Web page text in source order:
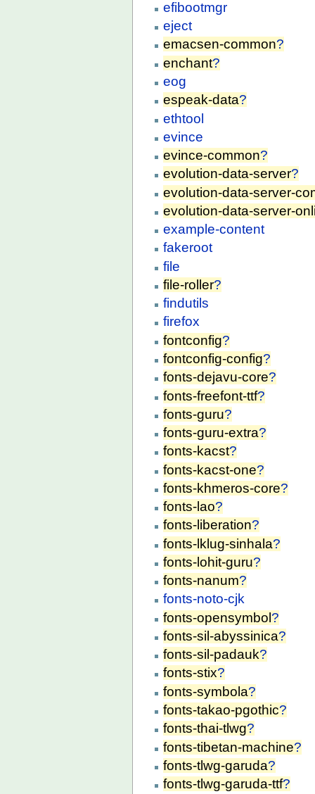
efibootmgr
eject
emacsen-common?
enchant?
eog
espeak-data?
ethtool
evince
evince-common?
evolution-data-server?
evolution-data-server-
evolution-data-server-
example-content
fakeroot
file
file-roller?
findutils
firefox
fontconfig?
fontconfig-config?
fonts-dejavu-core?
fonts-freefont-ttf?
fonts-guru?
fonts-guru-extra?
fonts-kacst?
fonts-kacst-one?
fonts-khmeros-core?
fonts-lao?
fonts-liberation?
fonts-lklug-sinhala?
fonts-lohit-guru?
fonts-nanum?
fonts-noto-cjk
fonts-opensymbol?
fonts-sil-abyssinica?
fonts-sil-padauk?
fonts-stix?
fonts-symbola?
fonts-takao-pgothic?
fonts-thai-tlwg?
fonts-tibetan-machine?
fonts-tlwg-garuda?
fonts-tlwg-garuda-ttf?